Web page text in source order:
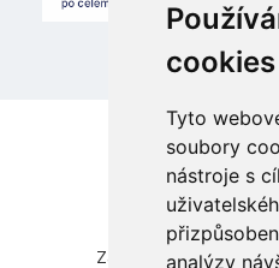
cookies
Tyto
soubory
nástroje s
analýzy
Česká unie
Zátopkova 100/2,